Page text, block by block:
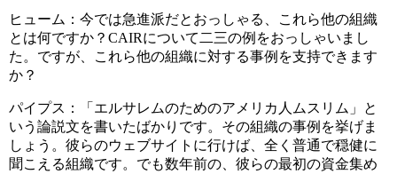
ヒューム：今では急進派だとおっしゃる、これら他の組織
とは何ですか？CAIRについて二三の例をおっしゃいまし
た。ですが、これら他の組織に対する事例を支持できます
か？
パイプス：「エルサレムのためのアメリカ人ムスリム」と
いう論説文を書いたばかりです。その組織の事例を挙げま
しょう。彼らのウェブサイトに行けば、全く普通で穏健に
聞こえる組織です。でも数年前の、彼らの最初の資金集め